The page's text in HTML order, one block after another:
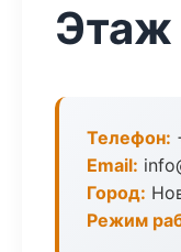
Телефон:
Email:
Город:
Режим